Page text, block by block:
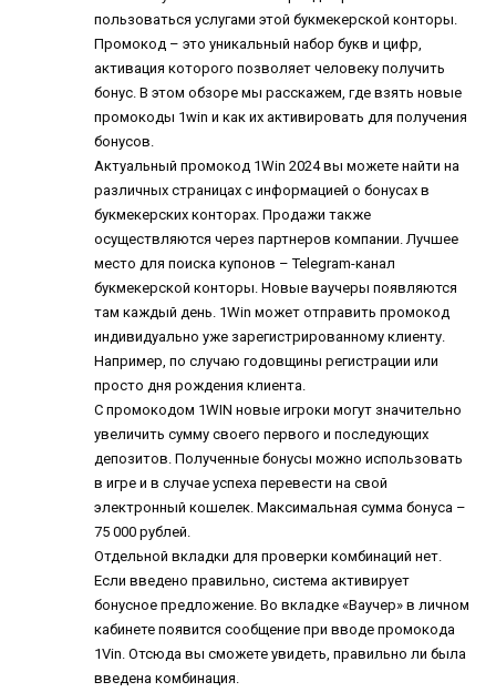
пользоваться услугами этой букмекерской конторы.
Промокод – это уникальный набор букв и цифр,
активация которого позволяет человеку получить
бонус. В этом обзоре мы расскажем, где взять новые
промокоды 1win и как их активировать для получения
бонусов.
Актуальный промокод 1Win 2024 вы можете найти на
различных страницах с информацией о бонусах в
букмекерских конторах. Продажи также
осуществляются через партнеров компании. Лучшее
место для поиска купонов – Telegram-канал
букмекерской конторы. Новые ваучеры появляются
там каждый день. 1Win может отправить промокод
индивидуально уже зарегистрированному клиенту.
Например, по случаю годовщины регистрации или
просто дня рождения клиента.
С промокодом 1WIN новые игроки могут значительно
увеличить сумму своего первого и последующих
депозитов. Полученные бонусы можно использовать
в игре и в случае успеха перевести на свой
электронный кошелек. Максимальная сумма бонуса –
75 000 рублей.
Отдельной вкладки для проверки комбинаций нет.
Если введено правильно, система активирует
бонусное предложение. Во вкладке «Ваучер» в личном
кабинете появится сообщение при вводе промокода
1Vin. Отсюда вы сможете увидеть, правильно ли была
введена комбинация.